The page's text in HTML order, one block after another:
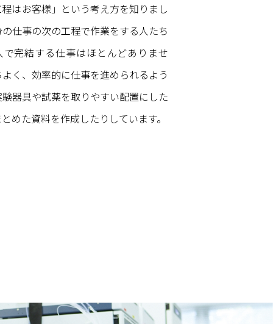
はお客様」という考え方を知りまし
仕事の次の工程で作業をする人たち
完結する仕事はほとんどありませ
く、効率的に仕事を進められるよう
器具や試薬を取りやすい配置にした
めた資料を作成したりしています。